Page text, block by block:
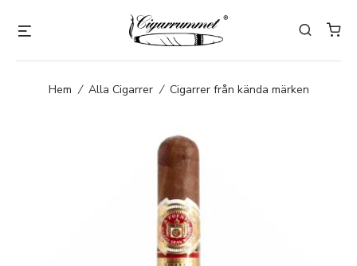
Hem / Alla Cigarrer / Cigarrer från kända märken